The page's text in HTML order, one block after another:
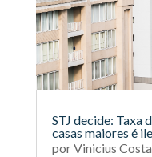
STJ decide: Taxa
casas maiores é
porVinicius Costa